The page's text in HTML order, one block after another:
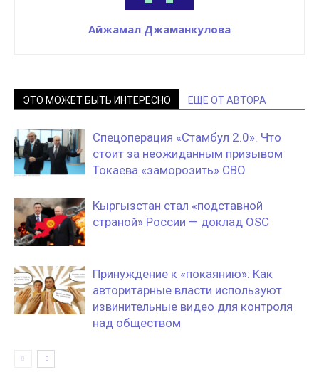
Айжамал Джаманкулова
ЭТО МОЖЕТ БЫТЬ ИНТЕРЕСНО ЕЩЕ ОТ АВТОРА
Спецоперация «Стамбул 2.0». Что
стоит за неожиданным призывом
Токаева «заморозить» СВО
Кыргызстан стал «подставной
страной» России — доклад OSC
Принуждение к «покаянию»: Как
авторитарные власти используют
извинительные видео для контроля
над обществом